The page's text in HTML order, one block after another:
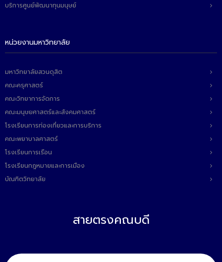
บริการศูนย์พัฒนาทุนมนุษย์
หน่วยงานมหาวิทยาลัย
มหาวิทยาลัยสวนดุสิต
คณะครุศาสตร์
คณะวิทยาการจัดการ
คณะมนุษยศาสตร์และสังคมศาสตร์
โรงเรียนการท่องเที่ยวและการบริการ
คณะพยาบาลศาสตร์
โรงเรียนการเรือน
โรงเรียนกฎหมายและการเมือง
บัณฑิตวิทยาลัย
สายตรงคณบดี